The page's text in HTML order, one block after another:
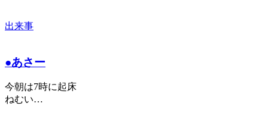
出来事
●あさー
今朝は7時に起床
ねむい…